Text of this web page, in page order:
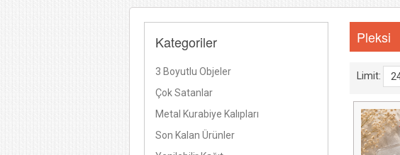
Kategoriler
3 Boyutlu Objeler
Çok Satanlar
Metal Kurabiye Kalıpları
Son Kalan Ürünler
Pleksi
Limit: